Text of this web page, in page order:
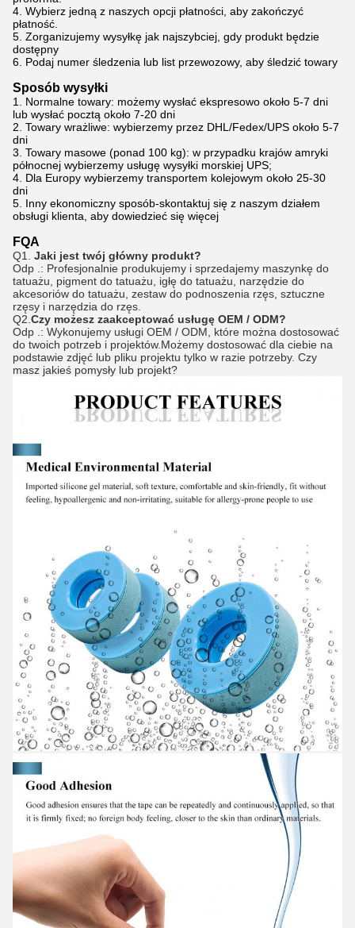
4. Wybierz jedną z naszych opcji płatności, aby zakończyć
płatność.
5. Zorganizujemy wysyłkę jak najszybciej, gdy produkt będzie
dostępny
6. Podaj numer śledzenia lub list przewozowy, aby śledzić towary
Sposób wysyłki
1. Normalne towary: możemy wysłać ekspresowo około 5-7 dni
lub wysłać pocztą około 7-20 dni
2. Towary wrażliwe: wybierzemy przez DHL/Fedex/UPS około 5-7
dni
3. Towary masowe (ponad 100 kg): w przypadku krajów amryki
północnej wybierzemy usługę wysyłki morskiej UPS;
4. Dla Europy wybierzemy transportem kolejowym około 25-30
dni
5. Inny ekonomiczny sposób-skontaktuj się z naszym działem
obsługi klienta, aby dowiedzieć się więcej
FQA
Q1.
Jaki jest twój główny produkt?
Odp .: Profesjonalnie produkujemy i sprzedajemy maszynkę do
tatuażu, pigment do tatuażu, igłę do tatuażu, narzędzie do
akcesoriów do tatuażu, zestaw do podnoszenia rzęs, sztuczne
rzęsy i narzędzia do rzęs.
Q2. Czy możesz zaakceptować usługę OEM / ODM?
Odp .: Wykonujemy usługi OEM / ODM, które można dostosować
do twoich potrzeb i projektów.Możemy dostosować dla ciebie na
podstawie zdjęć lub pliku projektu tylko w razie potrzeby. Czy
masz jakieś pomysły lub projekt?